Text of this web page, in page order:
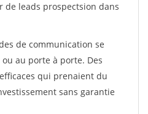
de leads prospectsion dans
de communication se
au porte à porte. Des
qui prenaient du
sans garantie